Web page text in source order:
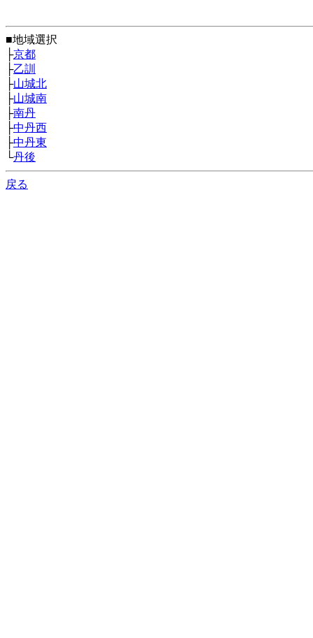
■地域選択
├京都
├乙訓
├山城北
├山城南
├南丹
├中丹西
├中丹東
└丹後
戻る